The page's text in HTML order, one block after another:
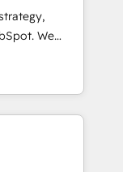
across
We
short by
execution to
As the
architecture,